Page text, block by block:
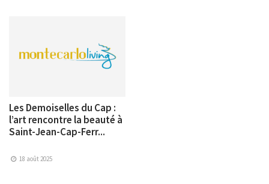
Les Demoiselles du Cap :
l’art rencontre la beauté à
Saint-Jean-Cap-Ferr...
18 août 2025